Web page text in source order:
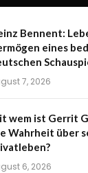
Bennent:
eines
7, 2026
wem ist Gerrit
Wahrheit über
6, 2026